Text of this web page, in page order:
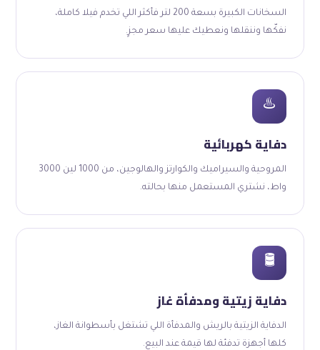
السخانات الكبيرة بسعة 200 لتر فأكثر اللي تخدم فيلا كاملة،
نفكّها وننقلها ونعطيك عليها سعر مجزٍ.
♨️
دفاية كهربائية
المروحية والسيراميك والكوارتز والهالوجين، من 1000 لين 3000
واط، نشتري المستعمل منها بحالته.
🛢️
دفاية زيتية ومدفأة غاز
الدفاية الزيتية بالريش والمدفأة اللي تشتغل بأسطوانة الغاز،
كلها أجهزة تدفئة لها قيمة عند البيع.